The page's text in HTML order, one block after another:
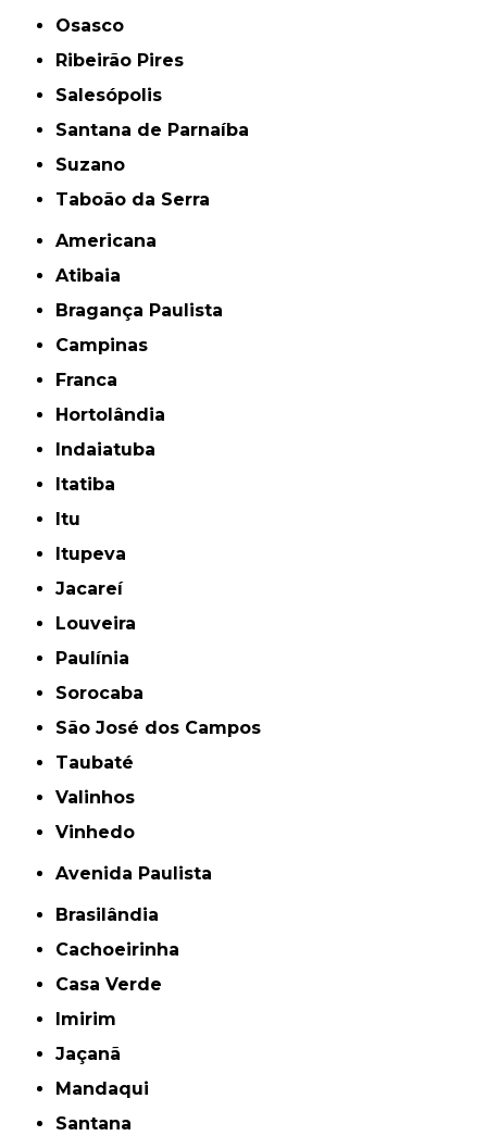
Osasco
Ribeirão Pires
Salesópolis
Santana de Parnaíba
Suzano
Taboão da Serra
Americana
Atibaia
Bragança Paulista
Campinas
Franca
Hortolândia
Indaiatuba
Itatiba
Itu
Itupeva
Jacareí
Louveira
Paulínia
Sorocaba
São José dos Campos
Taubaté
Valinhos
Vinhedo
Avenida Paulista
Brasilândia
Cachoeirinha
Casa Verde
Imirim
Jaçanã
Mandaqui
Santana